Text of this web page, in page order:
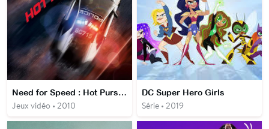
Need for Speed : Hot Pursuit
Jeux vidéo • 2010
DC Super Hero Girls
Série • 2019